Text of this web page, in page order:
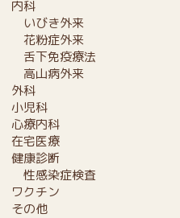
内科
いびき外来
花粉症外来
舌下免疫療法
高山病外来
外科
小児科
心療内科
在宅医療
健康診断
性感染症検査
ワクチン
その他